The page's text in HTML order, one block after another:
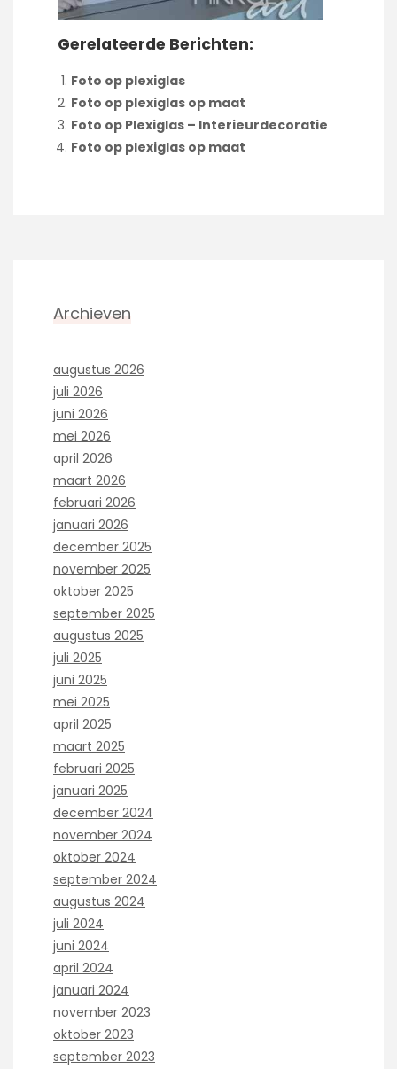
Gerelateerde Berichten:
Foto op plexiglas
Foto op plexiglas op maat
Foto op Plexiglas – Interieurdecoratie
Foto op plexiglas op maat
Archieven
augustus 2026
juli 2026
juni 2026
mei 2026
april 2026
maart 2026
februari 2026
januari 2026
december 2025
november 2025
oktober 2025
september 2025
augustus 2025
juli 2025
juni 2025
mei 2025
april 2025
maart 2025
februari 2025
januari 2025
december 2024
november 2024
oktober 2024
september 2024
augustus 2024
juli 2024
juni 2024
april 2024
januari 2024
november 2023
oktober 2023
september 2023